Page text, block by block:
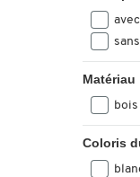
Matériau
bois
Coloris